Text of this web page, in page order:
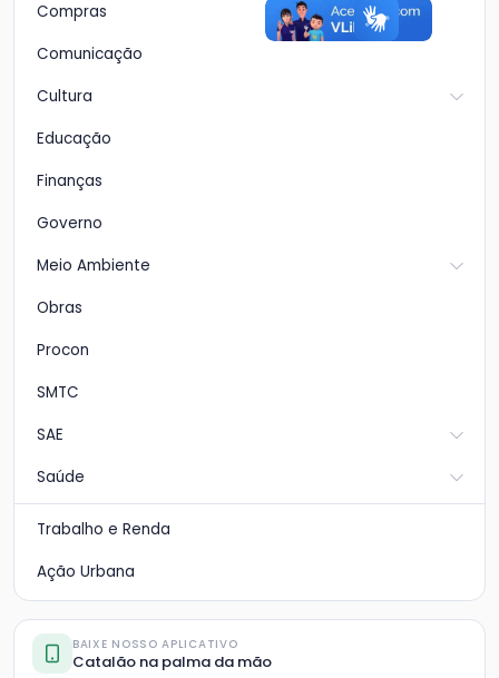
Compras
Comunicação
Cultura
Educação
Finanças
Governo
Meio Ambiente
Obras
Procon
SMTC
SAE
Saúde
Trabalho e Renda
Ação Urbana
BAIXE NOSSO APLICATIVO
Catalão na palma da mão